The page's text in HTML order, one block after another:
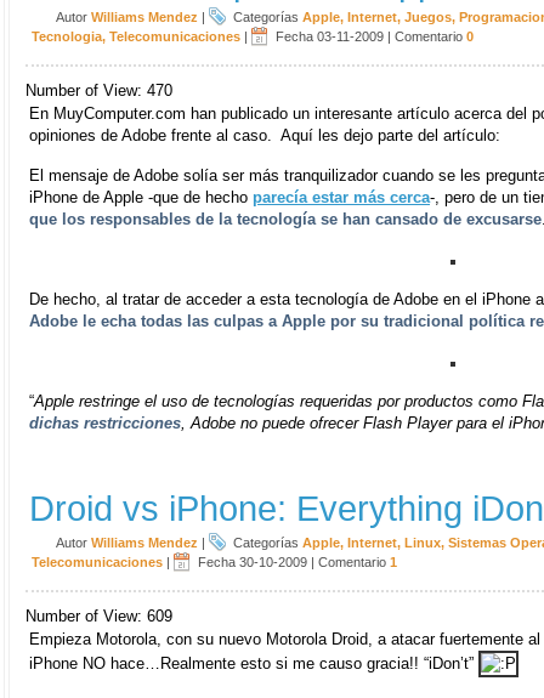
Autor Williams Mendez | Categorías Apple, Internet, Juegos,
Tecnologia, Telecomunicaciones | Fecha 03-11-2009 | Comentario 0
Number of View: 470
En MuyComputer.com han publicado un interesante artículo acerca del
opiniones de Adobe frente al caso. Aquí les dejo parte del artículo:
El mensaje de Adobe solía ser más tranquilizador cuando se les
iPhone de Apple -que de hecho parecía estar más cerca-, pero de un
que los responsables de la tecnología se han cansado de excusarse
De hecho, al tratar de acceder a esta tecnología de Adobe en el iPhone
Adobe le echa todas las culpas a Apple por su tradicional política
“Apple restringe el uso de tecnologías requeridas por productos como
dichas restricciones, Adobe no puede ofrecer Flash Player para el
Droid vs iPhone: Everything
Autor Williams Mendez | Categorías Apple, Internet, Linux, Sistemas
Telecomunicaciones | Fecha 30-10-2009 | Comentario 1
Number of View: 609
Empieza Motorola, con su nuevo Motorola Droid, a atacar fuertemente
iPhone NO hace…Realmente esto si me causo gracia!! “iDon’t”